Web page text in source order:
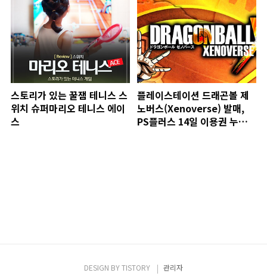
스토리가 있는 꿀잼 테니스 스
위치 슈퍼마리오 테니스 에이
스
플레이스테이션 드래곤볼 제
노버스(Xenoverse) 발매,
PS플러스 14일 이용권 누구나
DESIGN BYTISTORY 관리자